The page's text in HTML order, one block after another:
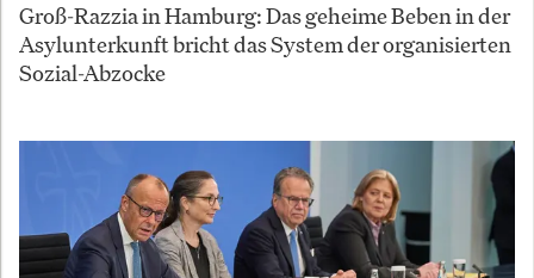
Groß-Razzia in Hamburg: Das geheime Beben in der
Asylunterkunft bricht das System der organisierten
Sozial-Abzocke